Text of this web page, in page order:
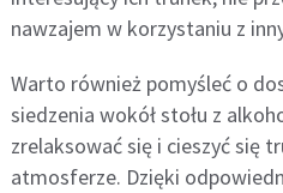
nawzajem w korzystaniu z
Warto również pomyśleć o
siedzenia wokół stołu z
zrelaksować się i cieszyć się
atmosferze. Dzięki